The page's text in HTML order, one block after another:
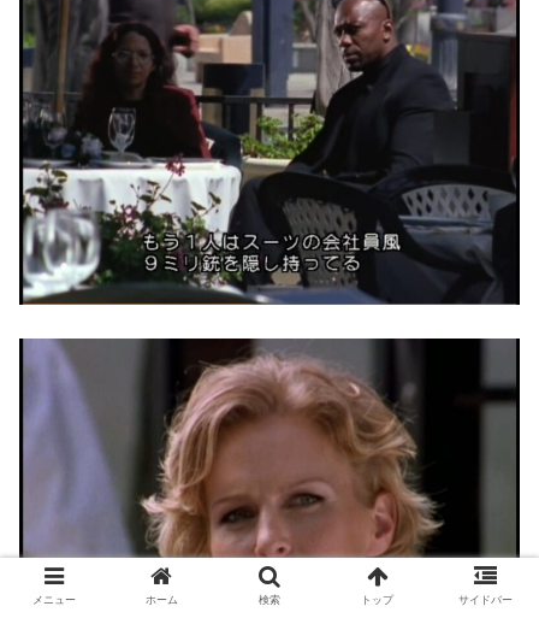
メニュー ホーム 検索 トップ サイドバー